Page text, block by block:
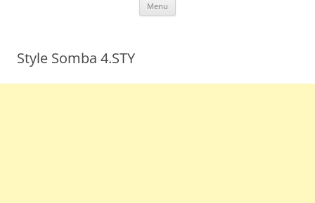
Menu
Style Somba 4.STY